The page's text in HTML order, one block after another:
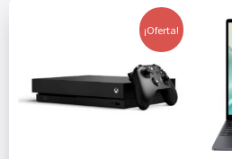
¡Oferta!